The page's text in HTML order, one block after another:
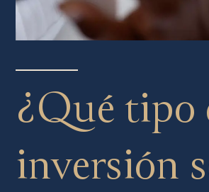
¿Qué tipo
inversión